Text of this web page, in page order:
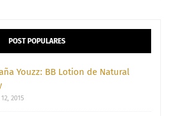
POST POPULARES
Youzz: BB Lotion de Natural
2015